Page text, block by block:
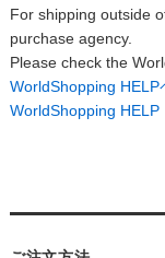
For shipping outside
purchase agency.
Please check the
WorldShopping HELP
WorldShopping HELP